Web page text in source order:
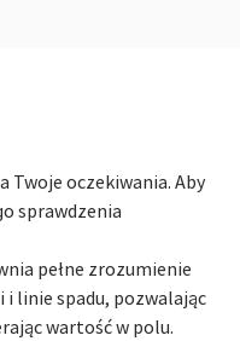
Twoje oczekiwania. Aby
sprawdzenia
pełne zrozumienie
linie spadu, pozwalając
wartość w polu.